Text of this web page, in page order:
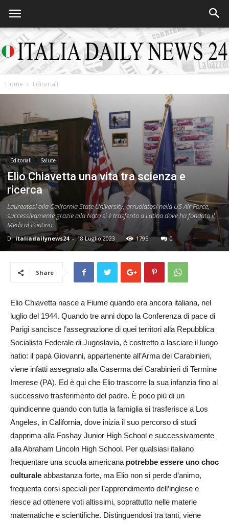
Italia
Daily
News
24
Home Editoriali
Editoriali Salute
Elio Chiavetta una vita tra scienza e
ricerca
Laureatosi alla California State University, arruolatosi nella US Air Force,
successivamente grazie alla Nato si è trasferito a Latina dove ha fondato il
Medical Pontino
Di italiadailynews24 - 18 Luglio 2023 1795 0
Share
Elio Chiavetta nasce a Fiume quando era ancora italiana, nel
luglio del 1944. Quando tre anni dopo la Conferenza di pace di
Parigi sancisce l’assegnazione di quei territori alla Repubblica
Socialista Federale di Jugoslavia, è costretto a lasciare il luogo
natio: il papà Giovanni, appartenente all’Arma dei Carabinieri,
viene infatti assegnato alla Caserma dei Carabinieri di Termine
Imerese (PA). Ed è qui che Elio trascorre la sua infanzia fino al
successivo trasferimento del padre. È poco più di un
quindicenne quando con tutta la famiglia si trasferisce a Los
Angeles, in California, dove inizia il suo percorso di studi
dapprima alla Foshay Junior High School e successivamente
alla Abraham Lincoln High School. Per qualsiasi italiano
frequentare una scuola americana potrebbe essere uno choc
culturale abbastanza forte, ma Elio non si perde d’animo,
frequenta corsi speciali per l’apprendimento dell’inglese e
riesce ad ottenere voti altissimi, soprattutto nelle materie
matematiche e scientifiche. Distinguendosi tra tanti, viene